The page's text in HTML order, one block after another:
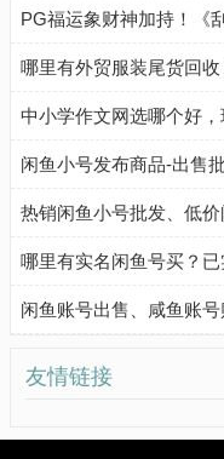
PG福运象财神加持！《
哪里有外贸服装尾货回
中小学作文网选哪个好
闲鱼小号发布商品-出售
热销闲鱼小号批发、低
哪里有实名闲鱼号买？
友情链接